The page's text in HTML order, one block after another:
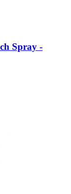
Spray -​